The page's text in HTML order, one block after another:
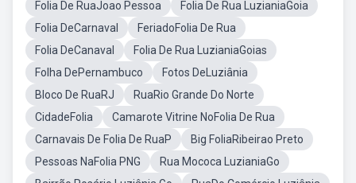
Folia De RuaJoao Pessoa
Folia De Rua LuzianiaGoia
Folia DeCarnaval
FeriadoFolia De Rua
Folia DeCanaval
Folia De Rua LuzianiaGoias
Folha DePernambuco
Fotos DeLuziânia
Bloco De RuaRJ
RuaRio Grande Do Norte
CidadeFolia
Camarote Vitrine NoFolia De Rua
Carnavais De Folia De RuaP
Big FoliaRibeirao Preto
Pessoas NaFolia PNG
Rua Mococa LuzianiaGo